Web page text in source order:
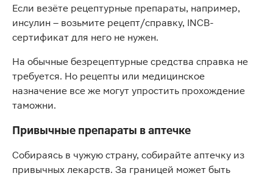
Если везёте рецептурные препараты, например,
инсулин – возьмите рецепт/справку, INCB-
сертификат для него не нужен.
На обычные безрецептурные средства справка не
требуется. Но рецепты или медицинское
назначение все же могут упростить прохождение
таможни.
Привычные препараты в аптечке
Собираясь в чужую страну, собирайте аптечку из
привычных лекарств. За границей может быть